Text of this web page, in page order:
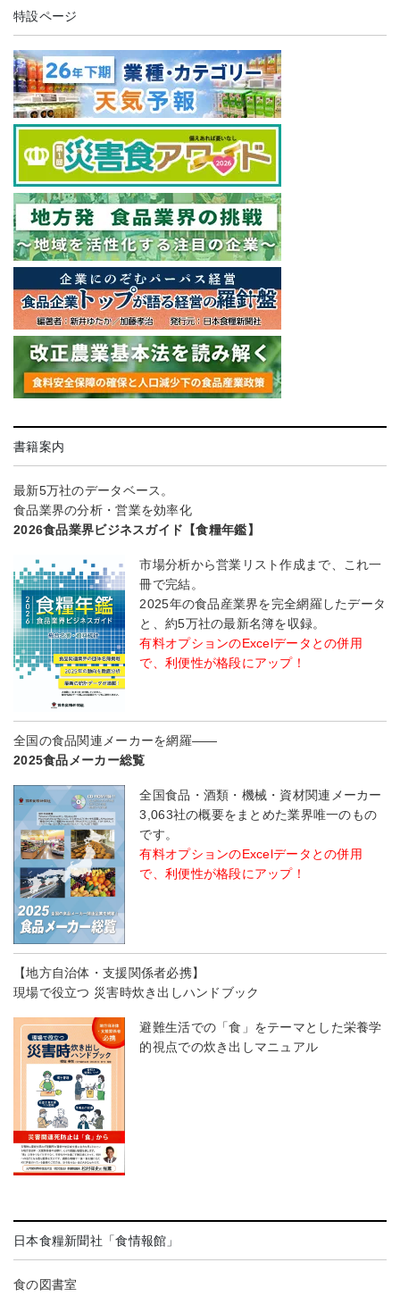
特設ページ
書籍案内
最新5万社のデータベース。
食品業界の分析・営業を効率化
2026食品業界ビジネスガイド【食糧年鑑】
市場分析から営業リスト作成まで、これ一
冊で完結。
2025年の食品産業界を完全網羅したデータ
と、約5万社の最新名簿を収録。
有料オプションのExcelデータとの併用
で、利便性が格段にアップ！
全国の食品関連メーカーを網羅――
2025食品メーカー総覧
全国食品・酒類・機械・資材関連メーカー
3,063社の概要をまとめた業界唯一のもの
です。
有料オプションのExcelデータとの併用
で、利便性が格段にアップ！
【地方自治体・支援関係者必携】
現場で役立つ 災害時炊き出しハンドブック
避難生活での「食」をテーマとした栄養学
的視点での炊き出しマニュアル
日本食糧新聞社「食情報館」
食の図書室